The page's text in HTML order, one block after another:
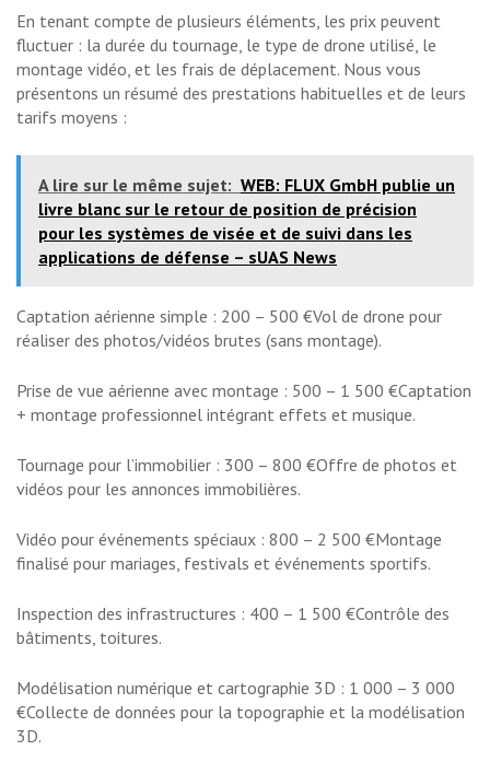
En tenant compte de plusieurs éléments, les prix peuvent
fluctuer : la durée du tournage, le type de drone utilisé, le
montage vidéo, et les frais de déplacement. Nous vous
présentons un résumé des prestations habituelles et de leurs
tarifs moyens :
A lire sur le même sujet: WEB: FLUX GmbH publie un
livre blanc sur le retour de position de précision
pour les systèmes de visée et de suivi dans les
applications de défense – sUAS News
Captation aérienne simple : 200 – 500 €Vol de drone pour
réaliser des photos/vidéos brutes (sans montage).
Prise de vue aérienne avec montage : 500 – 1 500 €Captation
+ montage professionnel intégrant effets et musique.
Tournage pour l’immobilier : 300 – 800 €Offre de photos et
vidéos pour les annonces immobilières.
Vidéo pour événements spéciaux : 800 – 2 500 €Montage
finalisé pour mariages, festivals et événements sportifs.
Inspection des infrastructures : 400 – 1 500 €Contrôle des
bâtiments, toitures.
Modélisation numérique et cartographie 3D : 1 000 – 3 000
€Collecte de données pour la topographie et la modélisation
3D.